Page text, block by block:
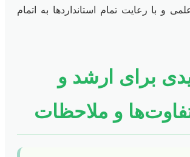
و با رعایت تمام استانداردها به اتمام
برای ارشد و
و ملاحظات